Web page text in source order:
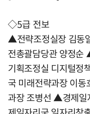
◇5급 전보
▲전략조정실장 김동
전총괄담당관 양정
기획조정실 디지털정
국 미래전략과장 이
과장 조병선 ▲경제